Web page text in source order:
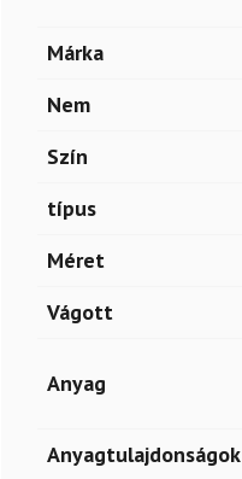
Márka
Nem
Szín
típus
Méret
Vágott
Anyag
Anyagtulajdonságok